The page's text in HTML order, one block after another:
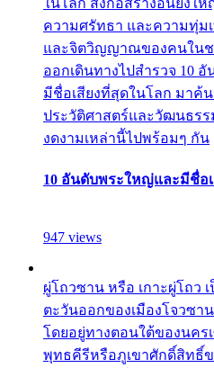
ในโลก สิ่งก่อสร้างอันยิ่งให
ความศรัทธา และความทุ่ม
และจิตวิญญาณของคนในช
ออกเดินทางไปสำรวจ 10
มีชื่อเสียงที่สุดในโลก มาค้
ประวัติศาสตร์และวัฒนธร
งดงามเหล่านี้ไปพร้อมๆ กัน
10 อันดับพระใหญ่และมีชื่อ
947 views
ผู่โถวซาน หรือ เกาะผู่โถว
ตะวันออกของเมืองโจวซา
โดยอยู่ทางตอนใต้ของนคร
พุทธคีรีหรือภูเขาศักดิ์สิทธิ์